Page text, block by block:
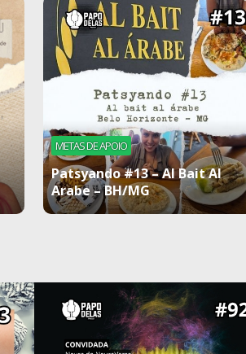
METAS DE APOIO
Patsyando #13 – Al Bait Al
Arabe – BH/MG